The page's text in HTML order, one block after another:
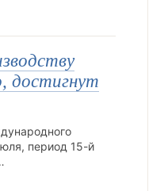
достигнут
период 15-й